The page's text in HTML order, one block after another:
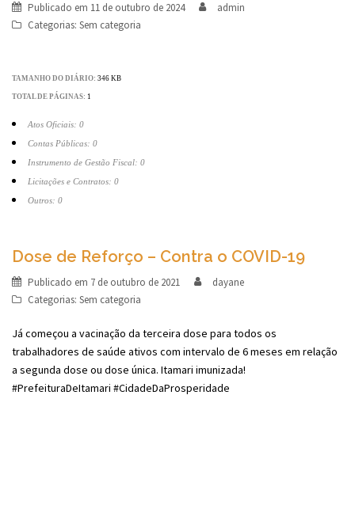
Publicado em 11 de outubro de 2024
admin
Categorias: Sem categoria
TAMANHO DO DIÁRIO: 346 KB
TOTAL DE PÁGINAS: 1
Atos Oficiais: 0
Contas Públicas: 0
Instrumento de Gestão Fiscal: 0
Licitações e Contratos: 0
Outros: 0
Dose de Reforço – Contra o COVID-19
Publicado em 7 de outubro de 2021
dayane
Categorias: Sem categoria
Já começou a vacinação da terceira dose para todos os
trabalhadores de saúde ativos com intervalo de 6 meses em relação
a segunda dose ou dose única. Itamari imunizada!
#PrefeituraDeItamari #CidadeDaProsperidade